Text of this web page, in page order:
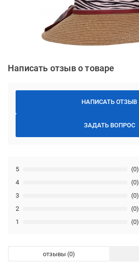
Написать отзыв о товаре
НАПИСАТЬ ОТЗЫВ
ЗАДАТЬ ВОПРОС
1 (0)
2 (0)
3 (0)
4 (0)
5 (0)
отзывы